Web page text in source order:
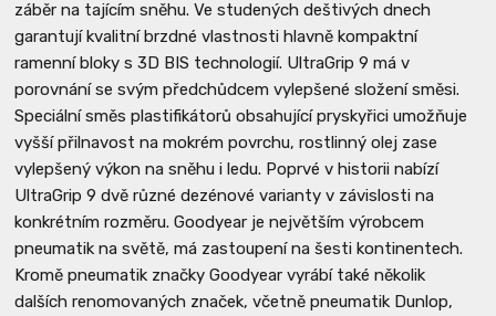
záběr na tajícím sněhu. Ve studených deštivých dnech
garantují kvalitní brzdné vlastnosti hlavně kompaktní
ramenní bloky s 3D BIS technologií. UltraGrip 9 má v
porovnání se svým předchůdcem vylepšené složení směsi.
Speciální směs plastifikátorů obsahující pryskyřici umožňuje
vyšší přilnavost na mokrém povrchu, rostlinný olej zase
vylepšený výkon na sněhu i ledu. Poprvé v historii nabízí
UltraGrip 9 dvě různé dezénové varianty v závislosti na
konkrétním rozměru. Goodyear je největším výrobcem
pneumatik na světě, má zastoupení na šesti kontinentech.
Kromě pneumatik značky Goodyear vyrábí také několik
dalších renomovaných značek, včetně pneumatik Dunlop,